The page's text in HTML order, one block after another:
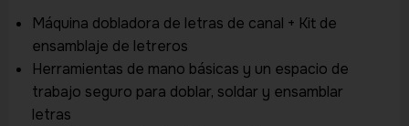
Máquina dobladora de letras de canal + Kit de
ensamblaje de letreros
Herramientas de mano básicas y un espacio de
trabajo seguro para doblar, soldar y ensamblar
letras